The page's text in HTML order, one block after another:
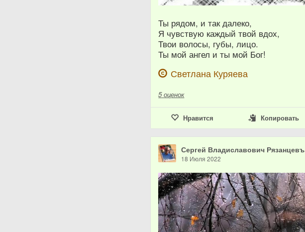
Ты рядом, и так далеко,
Я чувствую каждый твой вдох,
Твои волосы, губы, лицо.
Ты мой ангел и ты мой Бог!
Светлана Куряева
5 оценок
Нравится Копировать
Сергей Владиславович Рязанцевъ
18 Июля 2022